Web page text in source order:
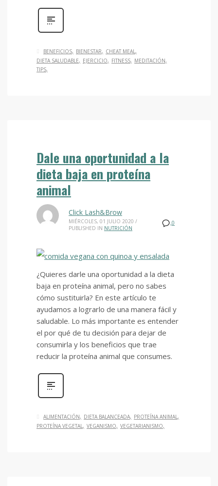
BENEFICIOS BIENESTAR
CHEAT MEAL
DIETA SALUDABLE
EJERCICIO FITNESS
MEDITACIÓN
TIPS
Dale una oportunidad a la
dieta baja en proteína
animal
0
Click Lash&Brow
MIÉRCOLES, 01 JULIO 2020 /
PUBLISHED IN NUTRICIÓN
¿Quieres darle una oportunidad a la dieta
baja en proteína animal, pero no sabes
cómo sustituirla? En este artículo te
ayudamos a lograrlo de una manera fácil y
saludable. Lo más importante es entender
el por qué de tu decisión para dejar de
consumirla y los beneficios que trae
reducir la proteína animal que consumes.
ALIMENTACIÓN DIETA BALANCEADA
PROTEÍNA ANIMAL
PROTEÍNA VEGETAL VEGANISMO VEGETARIANISMO